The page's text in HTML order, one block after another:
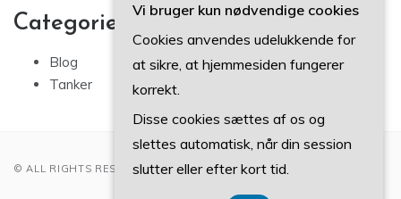
Categories
Blog
Tanker
© ALL RIGHTS RESERVED 2022
Vi bruger kun nødvendige cookies
Cookies anvendes udelukkende for
at sikre, at hjemmesiden fungerer
korrekt.
Disse cookies sættes af os og
slettes automatisk, når din session
slutter eller efter kort tid.